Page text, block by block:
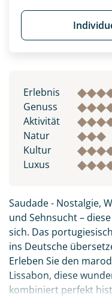
Erlebnis
Genuss
Aktivität
Natur
Kultur
Luxus
Saudade - Nostalgie,
und Sehnsucht –
sich. Das
ins Deutsche
Erleben Sie den
Lissabon, diese
kombiniert perfekt